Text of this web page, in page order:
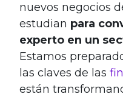
nuevos negocios
estudian para
experto en un
Estamos
las claves de las
están